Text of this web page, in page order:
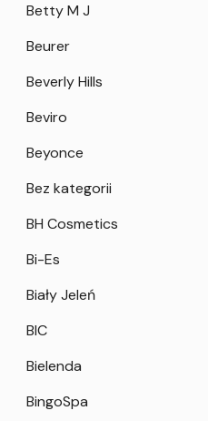
Betty M J
Beurer
Beverly Hills
Beviro
Beyonce
Bez kategorii
BH Cosmetics
Bi-Es
Biały Jeleń
BIC
Bielenda
BingoSpa